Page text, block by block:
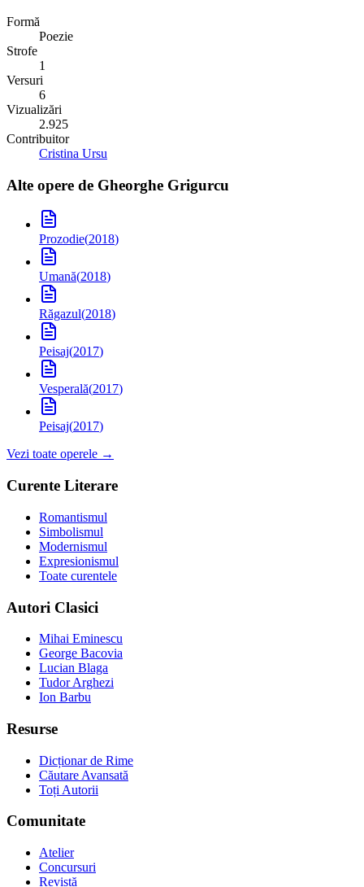
Formă
Poezie
Strofe
1
Versuri
6
Vizualizări
2.925
Contribuitor
Cristina Ursu
Alte opere de Gheorghe Grigurcu
Prozodie(2018)
Umană(2018)
Răgazul(2018)
Peisaj(2017)
Vesperală(2017)
Peisaj(2017)
Vezi toate operele →
Curente Literare
Romantismul
Simbolismul
Modernismul
Expresionismul
Toate curentele
Autori Clasici
Mihai Eminescu
George Bacovia
Lucian Blaga
Tudor Arghezi
Ion Barbu
Resurse
Dicționar de Rime
Căutare Avansată
Toți Autorii
Comunitate
Atelier
Concursuri
Revistă